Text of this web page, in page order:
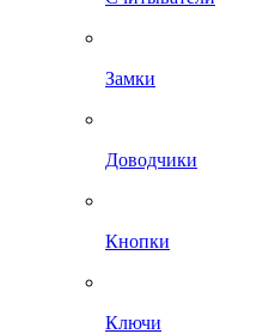
Замки
Доводчики
Кнопки
Ключи